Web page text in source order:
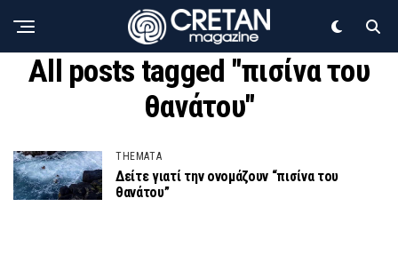
All posts tagged "πισίνα του
θανάτου"
THEMATA
Δείτε γιατί την ονομάζουν “πισίνα του
θανάτου”